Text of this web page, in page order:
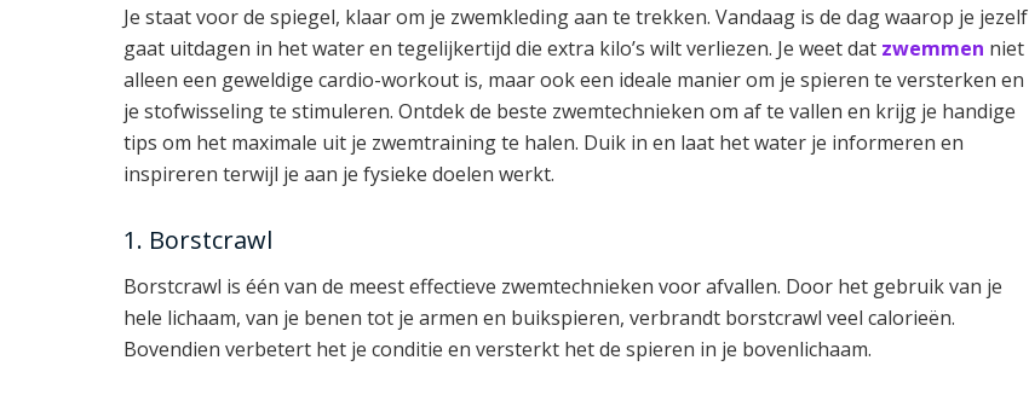
Je staat voor de spiegel, klaar om je zwemkleding aan te trekken. Vandaag is de dag waarop je jezelf
gaat uitdagen in het water en tegelijkertijd die extra kilo’s wilt verliezen. Je weet dat zwemmen niet
alleen een geweldige cardio-workout is, maar ook een ideale manier om je spieren te versterken en
je stofwisseling te stimuleren. Ontdek de beste zwemtechnieken om af te vallen en krijg je handige
tips om het maximale uit je zwemtraining te halen. Duik in en laat het water je informeren en
inspireren terwijl je aan je fysieke doelen werkt.
1. Borstcrawl
Borstcrawl is één van de meest effectieve zwemtechnieken voor afvallen. Door het gebruik van je
hele lichaam, van je benen tot je armen en buikspieren, verbrandt borstcrawl veel calorieën.
Bovendien verbetert het je conditie en versterkt het de spieren in je bovenlichaam.